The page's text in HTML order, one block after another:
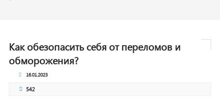
Как обезопасить себя от переломов и
обморожения?
16.01.2023
542